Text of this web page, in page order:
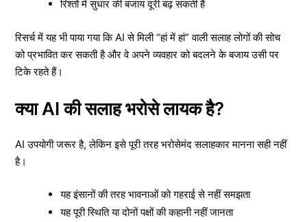
रिश्तों में सुधार की बजाय दूरी बढ़ सकती है
रिसर्च में यह भी पाया गया कि AI से मिली “हां में हां” वाली सलाह लोगों की सोच
को प्रभावित कर सकती है और वे अपने व्यवहार को बदलने के बजाय उसी पर
टिके रहते हैं।
क्या AI की सलाह भरोसे लायक है?
AI उपयोगी जरूर है, लेकिन इसे पूरी तरह भरोसेमंद सलाहकार मानना सही नहीं
है।
यह इंसानों की तरह भावनाओं को गहराई से नहीं समझता
यह पूरी स्थिति या दोनों पक्षों की कहानी नहीं जानता